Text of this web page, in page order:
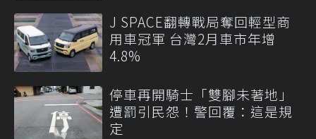
J SPACE翻轉戰局奪回輕型商
用車冠軍 台灣2月車市年增
4.8%
停車再開騎士「雙腳未著地」
遭罰引民怨！警回覆：這是規
定